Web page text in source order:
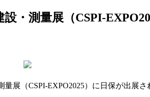
設・測量展（CSPI-
量展（CSPI-EXPO2025）に日保が出展さ